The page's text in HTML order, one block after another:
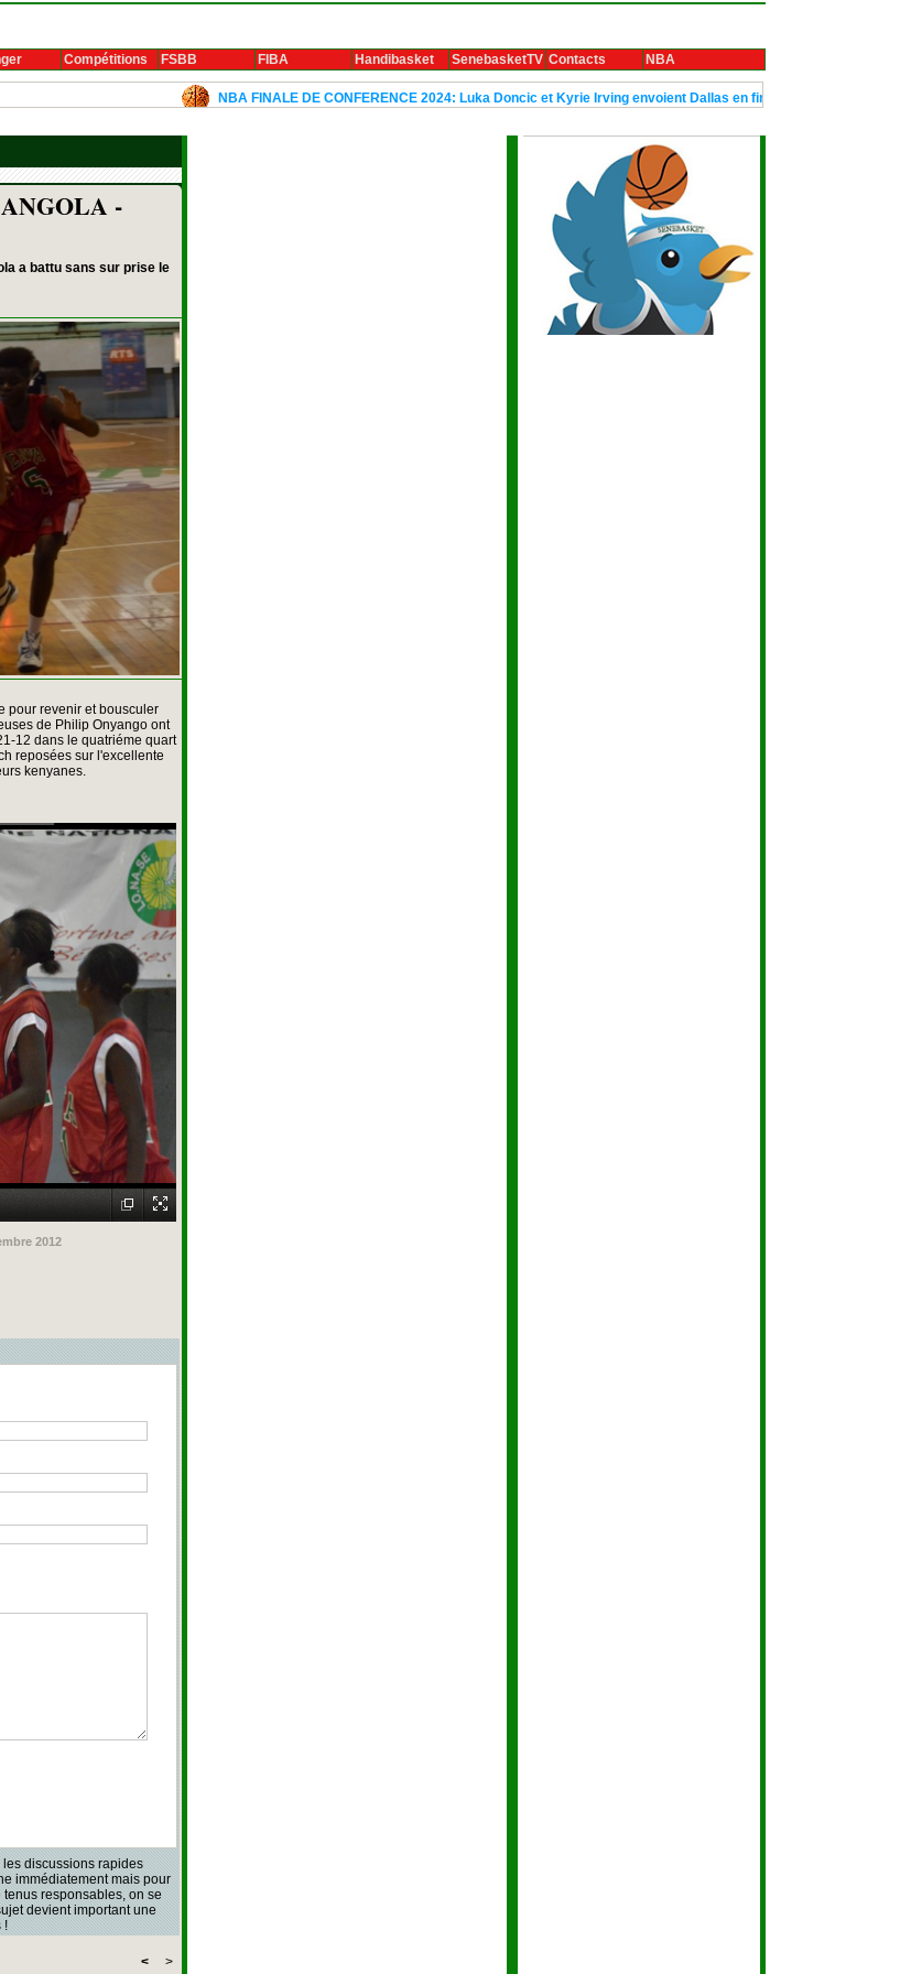
Compétitions FSBB FIBA Handibasket SenebasketTV Contacts NBA
NBA FINALE DE CONFERENCE 2024: Luka Doncic et Kyrie Irving envoient Dallas en finale
-
a battu sans sur prise le
pour revenir et bousculer
de Philip Onyango ont
12 dans le quatriéme quart
reposées sur l'excellente
kenyanes.
2012
discussions rapides
immédiatement mais pour
responsables, on se
devient important une
!
< >